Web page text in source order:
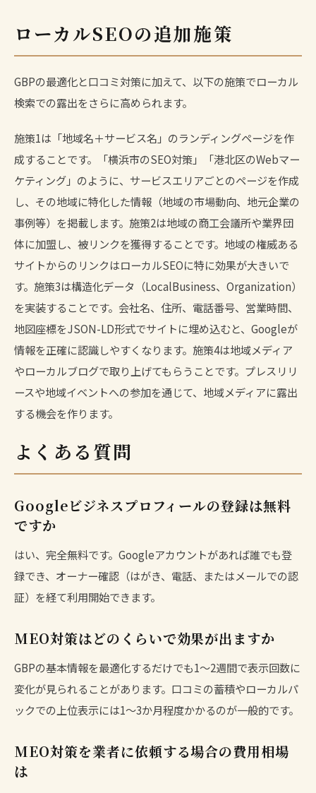
ローカルSEOの追加施策
GBPの最適化と口コミ対策に加えて、以下の施策でローカル
検索での露出をさらに高められます。
施策1は「地域名＋サービス名」のランディングページを作
成することです。「横浜市のSEO対策」「港北区のWebマー
ケティング」のように、サービスエリアごとのページを作成
し、その地域に特化した情報（地域の市場動向、地元企業の
事例等）を掲載します。施策2は地域の商工会議所や業界団
体に加盟し、 被リンクを獲得することです。地域の権威ある
サイトからのリンクはローカルSEOに特に効果が大きいで
す。施策3は構造化データ（LocalBusiness、Organization）
を実装することです。会社名、住所、電話番号、営業時間、
地図座標をJSON-LD形式でサイトに埋め込むと、Googleが
情報を正確に認識しやすくなります。施策4は地域メディア
やローカルブログで取り上げてもらうことです。プレスリリ
ースや地域イベントへの参加を通じて、地域メディアに露出
する機会を作ります。
よくある質問
Googleビジネスプロフィールの登録は無料
ですか
はい、完全無料です。Googleアカウントがあれば誰でも登
録でき、オーナー確認（はがき、電話、またはメールでの認
証）を経て利用開始できます。
MEO対策はどのくらいで効果が出ますか
GBPの基本情報を最適化するだけでも1〜2週間で表示回数に
変化が見られることがあります。口コミの蓄積やローカルパ
ックでの上位表示には1〜3か月程度かかるのが一般的です。
MEO対策を業者に依頼する場合の費用相場
は